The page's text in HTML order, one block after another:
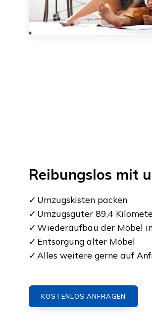
Reibungslos mit
Umzugskisten packen
Umzugsgüter 89,4
Wiederaufbau der Möbel
Entsorgung alter Möbel
Alles weitere gerne auf
KOSTENLOS ANFRAGEN